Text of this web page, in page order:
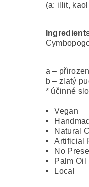
(a: illit,
a –
b – zlatý
* účinné
Vegan
Natural
Artificial
No
Palm Oil
Local